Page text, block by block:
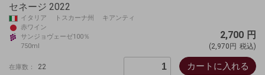
セネージ 2022
イタリア トスカーナ州 キアンティ
赤ワイン
サンジョヴェーゼ100％
750ml
2,700 円
(2,970円 税込)
在庫数： 22 カートに入れる